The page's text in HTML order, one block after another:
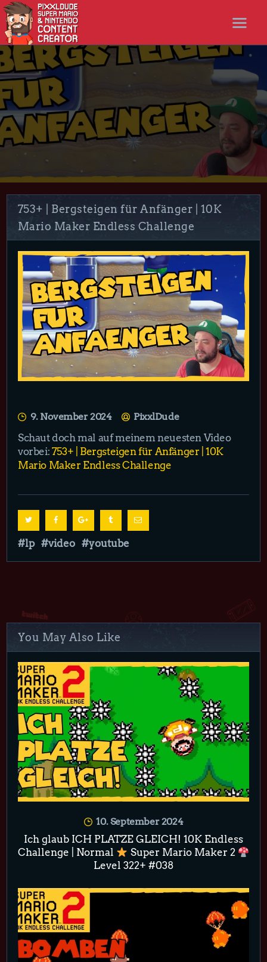
STARTSEITE
NEWS
STREAMS
LET’S PLAYS
FOLLOW ME
753+ | Bergsteigen für Anfänger | 10K
Mario Maker Endless Challenge
9. November 2024 PixxlDude
Schaut doch mal auf meinem neuesten Video
vorbei: 753+ | Bergsteigen für Anfänger | 10K
Mario Maker Endless Challenge
lp video youtube
You May Also Like
10. September 2024
Ich glaub ICH PLATZE GLEICH! 10K Endless
Challenge | Normal
Super Mario Maker 2
Level 322+ #038